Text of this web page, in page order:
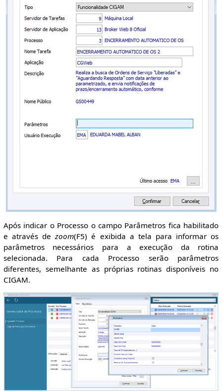
Após indicar o Processo o campo Parâmetros fica habilitado
e através dezoom(F5) é exibida a tela para informar os
parâmetros necessários para a execução da rotina
selecionada. Para cada Processo serão parâmetros
diferentes, semelhante as próprias rotinas disponíveis no
CIGAM.